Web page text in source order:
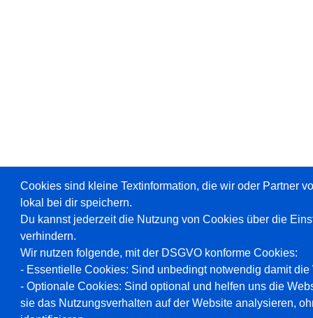
Cookies sind kleine Textinformation, die wir oder Partner
lokal bei dir speichern.
Du kannst jederzeit die Nutzung von Cookies über die
verhindern.
Wir nutzen folgende, mit der DSGVO konforme Cookies:
- Essentielle Cookies: Sind unbedingt notwendig damit
- Optionale Cookies: Sind optional und helfen uns die
sie das Nutzungsverhalten auf der Website analysieren,